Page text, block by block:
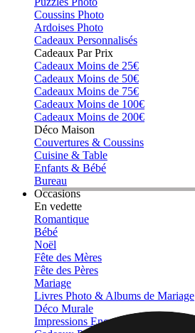
Coussins Photo
Ardoises Photo
Cadeaux Personnalisés
Cadeaux Par Prix
Cadeaux Moins de 25€
Cadeaux Moins de 50€
Cadeaux Moins de 75€
Cadeaux Moins de 100€
Cadeaux Moins de 200€
Déco Maison
Couvertures & Coussins
Cuisine & Table
Enfants & Bébé
Bureau
Occasions
En vedette
Romantique
Bébé
Noël
Fête des Mères
Fête des Pères
Mariage
Livres Photo & Albums de Mariage
Déco Murale
Impressions Encadrées